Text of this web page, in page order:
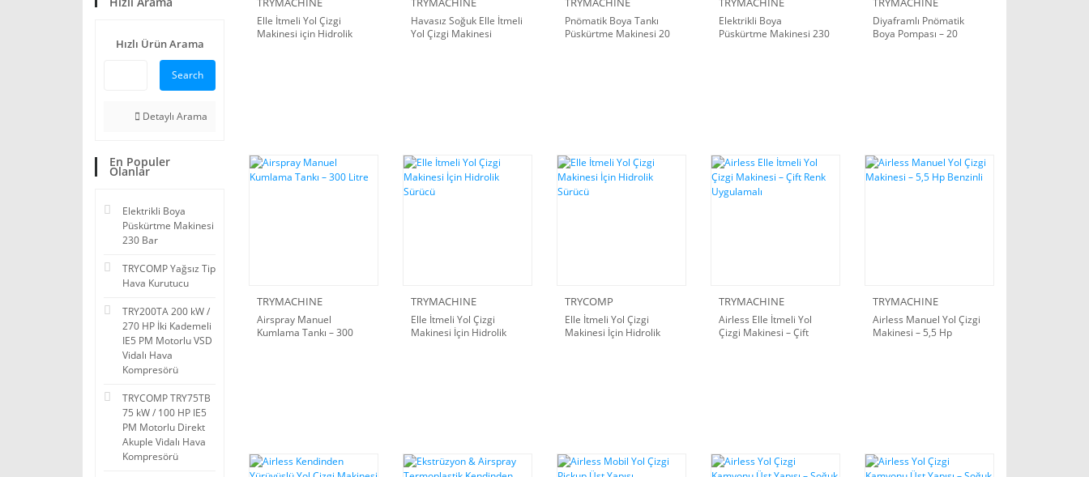
Hızlı Ürün Arama
Search
Detaylı Arama
En Populer
Olanlar
Elektrikli Boya
Püskürtme Makinesi
230 Bar
TRYCOMP Yağsız Tip
Hava Kurutucu
TRY200TA 200 kW /
270 HP İki Kademeli
IE5 PM Motorlu VSD
Vidalı Hava
Kompresörü
TRYCOMP TRY75TB
75 kW / 100 HP IE5
PM Motorlu Direkt
Akuple Vidalı Hava
Kompresörü
Elle İtmeli Yol Çizgi
Makinesi için Hidrolik
Havasız Soğuk Elle İtmeli
Yol Çizgi Makinesi
Pnömatik Boya Tankı
Püskürtme Makinesi 20
Elektrikli Boya
Püskürtme Makinesi 230
Diyaframlı Pnömatik
Boya Pompası – 20
TRYMACHINE
Airspray Manuel
Kumlama Tankı – 300
TRYMACHINE
Elle İtmeli Yol Çizgi
Makinesi İçin Hidrolik
TRYCOMP
Elle İtmeli Yol Çizgi
Makinesi İçin Hidrolik
TRYMACHINE
Airless Elle İtmeli Yol
Çizgi Makinesi – Çift
TRYMACHINE
Airless Manuel Yol Çizgi
Makinesi – 5,5 Hp